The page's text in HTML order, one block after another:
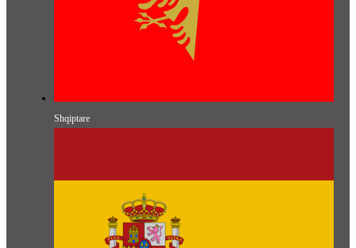
Shqiptare